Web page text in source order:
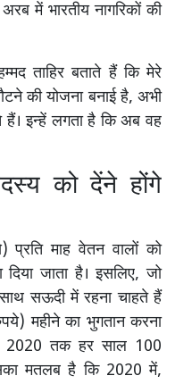
में भारतीय नागरिकों की
ताहिर बताते हैं कि मेरे
की योजना बनाई है, अभी
इन्हें लगता है कि अब वह
को देंने होंगे
माह वेतन वालों को
जाता है। इसलिए, जो
सऊदी में रहना चाहते हैं
महीने का भुगतान करना
2020 तक हर साल 100
मतलब है कि 2020 में,